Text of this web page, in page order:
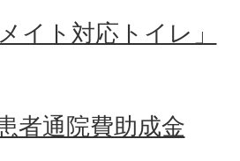
イト対応トイレ」
者通院費助成金